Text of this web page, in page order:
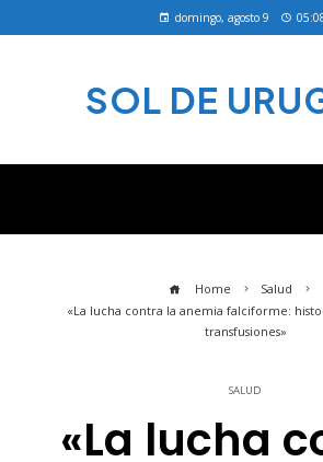
domingo, agosto 9
SOL DE
Home
Salud
«La lucha contra la anemia falciforme:
transfusiones»
SALUD
«La lucha